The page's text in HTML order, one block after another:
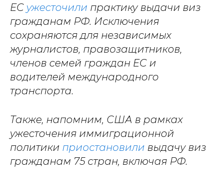
ЕС ужесточили практику выдачи виз
гражданам РФ. Исключения
сохраняются для независимых
журналистов, правозащитников,
членов семей граждан ЕС и
водителей международного
транспорта.
Также, напомним, США в рамках
ужесточения иммиграционной
политики приостановили выдачу виз
гражданам 75 стран, включая РФ.